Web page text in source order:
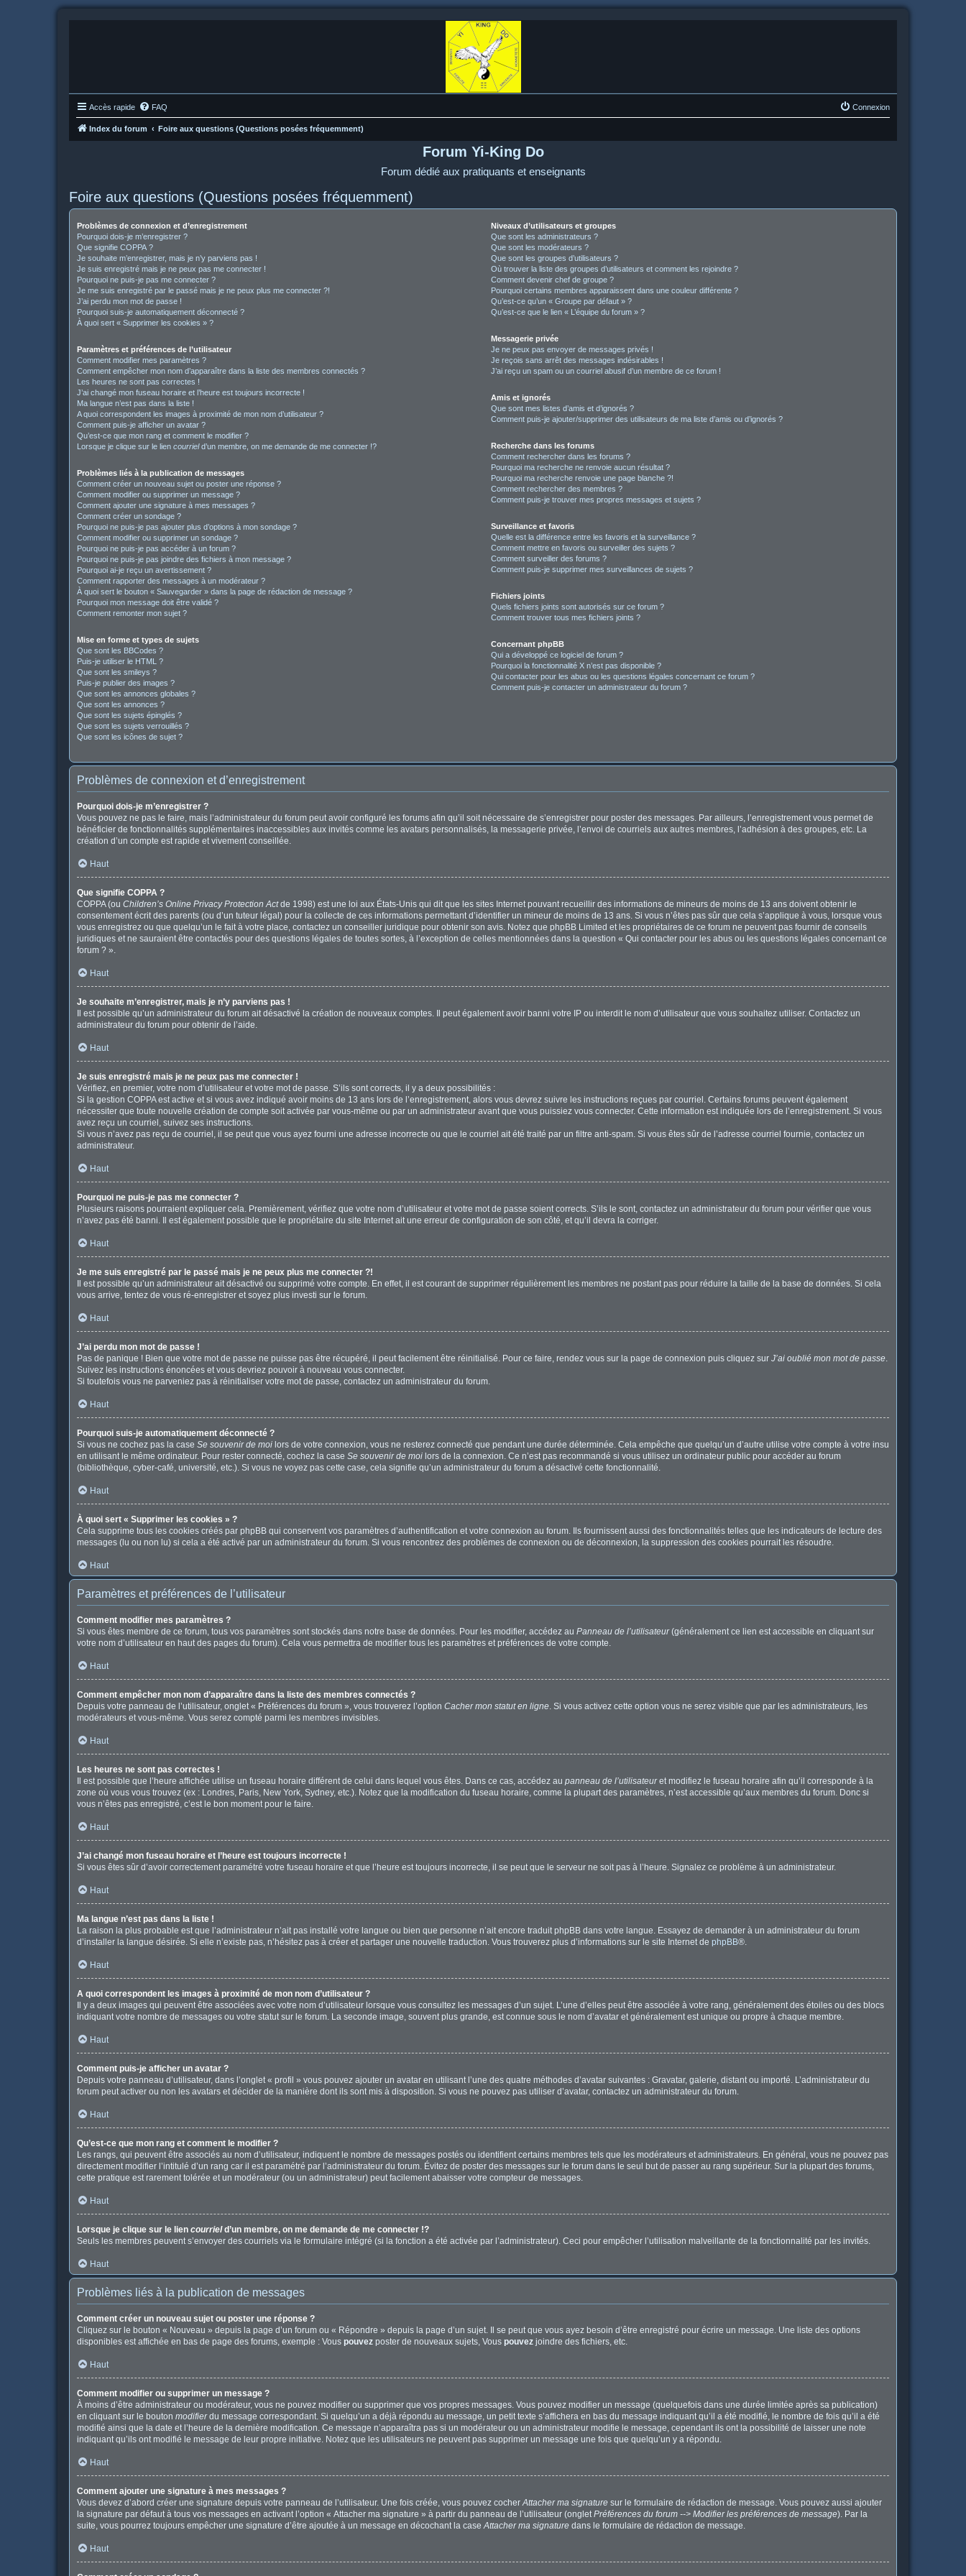
Accès rapide FAQ Connexion
Index du forum Foire aux questions (Questions posées fréquemment)
Forum Yi-King Do
Forum dédié aux pratiquants et enseignants
Foire aux questions (Questions posées fréquemment)
Problèmes de connexion et d’enregistrement
Pourquoi dois-je m’enregistrer ?
Que signifie COPPA ?
Je souhaite m’enregistrer, mais je n’y parviens pas !
Je suis enregistré mais je ne peux pas me connecter !
Pourquoi ne puis-je pas me connecter ?
Je me suis enregistré par le passé mais je ne peux plus me connecter ?!
J’ai perdu mon mot de passe !
Pourquoi suis-je automatiquement déconnecté ?
À quoi sert « Supprimer les cookies » ?
Paramètres et préférences de l’utilisateur
Comment modifier mes paramètres ?
Comment empêcher mon nom d’apparaître dans la liste des membres connectés ?
Les heures ne sont pas correctes !
J’ai changé mon fuseau horaire et l’heure est toujours incorrecte !
Ma langue n’est pas dans la liste !
A quoi correspondent les images à proximité de mon nom d’utilisateur ?
Comment puis-je afficher un avatar ?
Qu’est-ce que mon rang et comment le modifier ?
Lorsque je clique sur le lien courrield’un membre, on me demande de me connecter !?
Problèmes liés à la publication de messages
Comment créer un nouveau sujet ou poster une réponse ?
Comment modifier ou supprimer un message ?
Comment ajouter une signature à mes messages ?
Comment créer un sondage ?
Pourquoi ne puis-je pas ajouter plus d’options à mon sondage ?
Comment modifier ou supprimer un sondage ?
Pourquoi ne puis-je pas accéder à un forum ?
Pourquoi ne puis-je pas joindre des fichiers à mon message ?
Pourquoi ai-je reçu un avertissement ?
Comment rapporter des messages à un modérateur ?
À quoi sert le bouton « Sauvegarder » dans la page de rédaction de message ?
Pourquoi mon message doit être validé ?
Comment remonter mon sujet ?
Mise en forme et types de sujets
Que sont les BBCodes ?
Puis-je utiliser le HTML ?
Que sont les smileys ?
Puis-je publier des images ?
Que sont les annonces globales ?
Que sont les annonces ?
Que sont les sujets épinglés ?
Que sont les sujets verrouillés ?
Que sont les icônes de sujet ?
Niveaux d’utilisateurs et groupes
Que sont les administrateurs ?
Que sont les modérateurs ?
Que sont les groupes d’utilisateurs ?
Où trouver la liste des groupes d’utilisateurs et comment les rejoindre ?
Comment devenir chef de groupe ?
Pourquoi certains membres apparaissent dans une couleur différente ?
Qu’est-ce qu’un « Groupe par défaut » ?
Qu’est-ce que le lien « L’équipe du forum » ?
Messagerie privée
Je ne peux pas envoyer de messages privés !
Je reçois sans arrêt des messages indésirables !
J’ai reçu un spam ou un courriel abusif d’un membre de ce forum !
Amis et ignorés
Que sont mes listes d’amis et d’ignorés ?
Comment puis-je ajouter/supprimer des utilisateurs de ma liste d’amis ou d’ignorés ?
Recherche dans les forums
Comment rechercher dans les forums ?
Pourquoi ma recherche ne renvoie aucun résultat ?
Pourquoi ma recherche renvoie une page blanche ?!
Comment rechercher des membres ?
Comment puis-je trouver mes propres messages et sujets ?
Surveillance et favoris
Quelle est la différence entre les favoris et la surveillance ?
Comment mettre en favoris ou surveiller des sujets ?
Comment surveiller des forums ?
Comment puis-je supprimer mes surveillances de sujets ?
Fichiers joints
Quels fichiers joints sont autorisés sur ce forum ?
Comment trouver tous mes fichiers joints ?
Concernant phpBB
Qui a développé ce logiciel de forum ?
Pourquoi la fonctionnalité X n’est pas disponible ?
Qui contacter pour les abus ou les questions légales concernant ce forum ?
Comment puis-je contacter un administrateur du forum ?
Problèmes de connexion et d’enregistrement
Pourquoi dois-je m’enregistrer ?
Vous pouvez ne pas le faire, mais l’administrateur du forum peut avoir configuré les forums afin qu’il soit nécessaire de s’enregistrer pour poster des messages. Par ailleurs, l’enregistrement vous permet de
bénéficier de fonctionnalités supplémentaires inaccessibles aux invités comme les avatars personnalisés, la messagerie privée, l’envoi de courriels aux autres membres, l’adhésion à des groupes, etc. La
création d’un compte est rapide et vivement conseillée.
Haut
Que signifie COPPA ?
COPPA (ou Children’s Online Privacy Protection Actde 1998) est une loi aux États-Unis qui dit que les sites Internet pouvant recueillir des informations de mineurs de moins de 13 ans doivent obtenir le
consentement écrit des parents (ou d’un tuteur légal) pour la collecte de ces informations permettant d’identifier un mineur de moins de 13 ans. Si vous n’êtes pas sûr que cela s’applique à vous, lorsque vous
vous enregistrez ou que quelqu’un le fait à votre place, contactez un conseiller juridique pour obtenir son avis. Notez que phpBB Limited et les propriétaires de ce forum ne peuvent pas fournir de conseils
juridiques et ne sauraient être contactés pour des questions légales de toutes sortes, à l’exception de celles mentionnées dans la question « Qui contacter pour les abus ou les questions légales concernant ce
forum ? ».
Haut
Je souhaite m’enregistrer, mais je n’y parviens pas !
Il est possible qu’un administrateur du forum ait désactivé la création de nouveaux comptes. Il peut également avoir banni votre IP ou interdit le nom d’utilisateur que vous souhaitez utiliser. Contactez un
administrateur du forum pour obtenir de l’aide.
Haut
Je suis enregistré mais je ne peux pas me connecter !
Vérifiez, en premier, votre nom d’utilisateur et votre mot de passe. S’ils sont corrects, il y a deux possibilités :
Si la gestion COPPA est active et si vous avez indiqué avoir moins de 13 ans lors de l’enregistrement, alors vous devrez suivre les instructions reçues par courriel. Certains forums peuvent également
nécessiter que toute nouvelle création de compte soit activée par vous-même ou par un administrateur avant que vous puissiez vous connecter. Cette information est indiquée lors de l’enregistrement. Si vous
avez reçu un courriel, suivez ses instructions.
Si vous n’avez pas reçu de courriel, il se peut que vous ayez fourni une adresse incorrecte ou que le courriel ait été traité par un filtre anti-spam. Si vous êtes sûr de l’adresse courriel fournie, contactez un
administrateur.
Haut
Pourquoi ne puis-je pas me connecter ?
Plusieurs raisons pourraient expliquer cela. Premièrement, vérifiez que votre nom d’utilisateur et votre mot de passe soient corrects. S’ils le sont, contactez un administrateur du forum pour vérifier que vous
n’avez pas été banni. Il est également possible que le propriétaire du site Internet ait une erreur de configuration de son côté, et qu’il devra la corriger.
Haut
Je me suis enregistré par le passé mais je ne peux plus me connecter ?!
Il est possible qu’un administrateur ait désactivé ou supprimé votre compte. En effet, il est courant de supprimer régulièrement les membres ne postant pas pour réduire la taille de la base de données. Si cela
vous arrive, tentez de vous ré-enregistrer et soyez plus investi sur le forum.
Haut
J’ai perdu mon mot de passe !
Pas de panique ! Bien que votre mot de passe ne puisse pas être récupéré, il peut facilement être réinitialisé. Pour ce faire, rendez vous sur la page de connexion puis cliquez sur J’ai oublié mon mot de passe.
Suivez les instructions énoncées et vous devriez pouvoir à nouveau vous connecter.
Si toutefois vous ne parveniez pas à réinitialiser votre mot de passe, contactez un administrateur du forum.
Haut
Pourquoi suis-je automatiquement déconnecté ?
Si vous ne cochez pas la case Se souvenir de moi lors de votre connexion, vous ne resterez connecté que pendant une durée déterminée. Cela empêche que quelqu’un d’autre utilise votre compte à votre insu
en utilisant le même ordinateur. Pour rester connecté, cochez la case Se souvenir de moi lors de la connexion. Ce n’est pas recommandé si vous utilisez un ordinateur public pour accéder au forum
(bibliothèque, cyber-café, université, etc.). Si vous ne voyez pas cette case, cela signifie qu’un administrateur du forum a désactivé cette fonctionnalité.
Haut
À quoi sert « Supprimer les cookies » ?
Cela supprime tous les cookies créés par phpBB qui conservent vos paramètres d’authentification et votre connexion au forum. Ils fournissent aussi des fonctionnalités telles que les indicateurs de lecture des
messages (lu ou non lu) si cela a été activé par un administrateur du forum. Si vous rencontrez des problèmes de connexion ou de déconnexion, la suppression des cookies pourrait les résoudre.
Haut
Paramètres et préférences de l’utilisateur
Comment modifier mes paramètres ?
Si vous êtes membre de ce forum, tous vos paramètres sont stockés dans notre base de données. Pour les modifier, accédez au Panneau de l’utilisateur(généralement ce lien est accessible en cliquant sur
votre nom d’utilisateur en haut des pages du forum). Cela vous permettra de modifier tous les paramètres et préférences de votre compte.
Haut
Comment empêcher mon nom d’apparaître dans la liste des membres connectés ?
Depuis votre panneau de l’utilisateur, onglet « Préférences du forum », vous trouverez l’option Cacher mon statut en ligne. Si vous activez cette option vous ne serez visible que par les administrateurs, les
modérateurs et vous-même. Vous serez compté parmi les membres invisibles.
Haut
Les heures ne sont pas correctes !
Il est possible que l’heure affichée utilise un fuseau horaire différent de celui dans lequel vous êtes. Dans ce cas, accédez au panneau de l’utilisateuret modifiez le fuseau horaire afin qu’il corresponde à la
zone où vous vous trouvez (ex : Londres, Paris, New York, Sydney, etc.). Notez que la modification du fuseau horaire, comme la plupart des paramètres, n’est accessible qu’aux membres du forum. Donc si
vous n’êtes pas enregistré, c’est le bon moment pour le faire.
Haut
J’ai changé mon fuseau horaire et l’heure est toujours incorrecte !
Si vous êtes sûr d’avoir correctement paramétré votre fuseau horaire et que l’heure est toujours incorrecte, il se peut que le serveur ne soit pas à l’heure. Signalez ce problème à un administrateur.
Haut
Ma langue n’est pas dans la liste !
La raison la plus probable est que l’administrateur n’ait pas installé votre langue ou bien que personne n’ait encore traduit phpBB dans votre langue. Essayez de demander à un administrateur du forum
d’installer la langue désirée. Si elle n’existe pas, n’hésitez pas à créer et partager une nouvelle traduction. Vous trouverez plus d’informations sur le site Internet de phpBB®.
Haut
A quoi correspondent les images à proximité de mon nom d’utilisateur ?
Il y a deux images qui peuvent être associées avec votre nom d’utilisateur lorsque vous consultez les messages d’un sujet. L’une d’elles peut être associée à votre rang, généralement des étoiles ou des blocs
indiquant votre nombre de messages ou votre statut sur le forum. La seconde image, souvent plus grande, est connue sous le nom d’avatar et généralement est unique ou propre à chaque membre.
Haut
Comment puis-je afficher un avatar ?
Depuis votre panneau d’utilisateur, dans l’onglet « profil » vous pouvez ajouter un avatar en utilisant l’une des quatre méthodes d’avatar suivantes : Gravatar, galerie, distant ou importé. L’administrateur du
forum peut activer ou non les avatars et décider de la manière dont ils sont mis à disposition. Si vous ne pouvez pas utiliser d’avatar, contactez un administrateur du forum.
Haut
Qu’est-ce que mon rang et comment le modifier ?
Les rangs, qui peuvent être associés au nom d’utilisateur, indiquent le nombre de messages postés ou identifient certains membres tels que les modérateurs et administrateurs. En général, vous ne pouvez pas
directement modifier l’intitulé d’un rang car il est paramétré par l’administrateur du forum. Évitez de poster des messages sur le forum dans le seul but de passer au rang supérieur. Sur la plupart des forums,
cette pratique est rarement tolérée et un modérateur (ou un administrateur) peut facilement abaisser votre compteur de messages.
Haut
Lorsque je clique sur le lien courrield’un membre, on me demande de me connecter !?
Seuls les membres peuvent s’envoyer des courriels via le formulaire intégré (si la fonction a été activée par l’administrateur). Ceci pour empêcher l’utilisation malveillante de la fonctionnalité par les invités.
Haut
Problèmes liés à la publication de messages
Comment créer un nouveau sujet ou poster une réponse ?
Cliquez sur le bouton « Nouveau » depuis la page d’un forum ou « Répondre » depuis la page d’un sujet. Il se peut que vous ayez besoin d’être enregistré pour écrire un message. Une liste des options
disponibles est affichée en bas de page des forums, exemple : Vous pouvez poster de nouveaux sujets, Vous pouvez joindre des fichiers, etc.
Haut
Comment modifier ou supprimer un message ?
À moins d’être administrateur ou modérateur, vous ne pouvez modifier ou supprimer que vos propres messages. Vous pouvez modifier un message (quelquefois dans une durée limitée après sa publication)
en cliquant sur le bouton modifierdu message correspondant. Si quelqu’un a déjà répondu au message, un petit texte s’affichera en bas du message indiquant qu’il a été modifié, le nombre de fois qu’il a été
modifié ainsi que la date et l’heure de la dernière modification. Ce message n’apparaîtra pas si un modérateur ou un administrateur modifie le message, cependant ils ont la possibilité de laisser une note
indiquant qu’ils ont modifié le message de leur propre initiative. Notez que les utilisateurs ne peuvent pas supprimer un message une fois que quelqu’un y a répondu.
Haut
Comment ajouter une signature à mes messages ?
Vous devez d’abord créer une signature depuis votre panneau de l’utilisateur. Une fois créée, vous pouvez cocherAttacher ma signature sur le formulaire de rédaction de message. Vous pouvez aussi ajouter
la signature par défaut à tous vos messages en activant l’option « Attacher ma signature » à partir du panneau de l’utilisateur (ongletPréférences du forum --> Modifier les préférences de message). Par la
suite, vous pourrez toujours empêcher une signature d’être ajoutée à un message en décochant la caseAttacher ma signature dans le formulaire de rédaction de message.
Haut